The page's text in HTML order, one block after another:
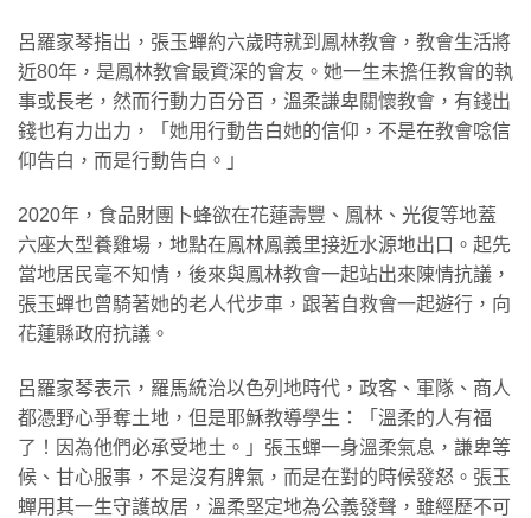
呂羅家琴指出，張玉蟬約六歲時就到鳳林教會，教會生活將
近80年，是鳳林教會最資深的會友。她一生未擔任教會的執
事或長老，然而行動力百分百，溫柔謙卑關懷教會，有錢出
錢也有力出力，「她用行動告白她的信仰，不是在教會唸信
仰告白，而是行動告白。」
2020年，食品財團卜蜂欲在花蓮壽豐、鳳林、光復等地蓋
六座大型養雞場，地點在鳳林鳳義里接近水源地出口。起先
當地居民毫不知情，後來與鳳林教會一起站出來陳情抗議，
張玉蟬也曾騎著她的老人代步車，跟著自救會一起遊行，向
花蓮縣政府抗議。
呂羅家琴表示，羅馬統治以色列地時代，政客、軍隊、商人
都憑野心爭奪土地，但是耶穌教導學生：「溫柔的人有福
了！因為他們必承受地土。」張玉蟬一身溫柔氣息，謙卑等
候、甘心服事，不是沒有脾氣，而是在對的時候發怒。張玉
蟬用其一生守護故居，溫柔堅定地為公義發聲，雖經歷不可